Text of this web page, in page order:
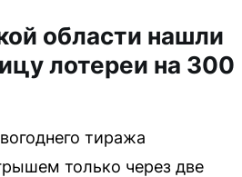
области нашли
лотереи на 300
тиража
только через две